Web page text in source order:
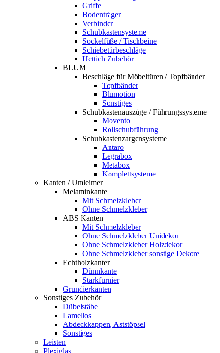
Griffe
Bodenträger
Verbinder
Schubkastensysteme
Sockelfüße / Tischbeine
Schiebetürbeschläge
Hettich Zubehör
BLUM
Beschläge für Möbeltüren / Topfbänder
Topfbänder
Blumotion
Sonstiges
Schubkastenauszüge / Führungssysteme
Movento
Rollschubführung
Schubkastenzargensysteme
Antaro
Legrabox
Metabox
Komplettsysteme
Kanten / Umleimer
Melaminkante
Mit Schmelzkleber
Ohne Schmelzkleber
ABS Kanten
Mit Schmelzkleber
Ohne Schmelzkleber Unidekor
Ohne Schmelzkleber Holzdekor
Ohne Schmelzkleber sonstige Dekore
Echtholzkanten
Dünnkante
Starkfurnier
Grundierkanten
Sonstiges Zubehör
Dübelstäbe
Lamellos
Abdeckkappen, Aststöpsel
Sonstiges
Leisten
Plexiglas